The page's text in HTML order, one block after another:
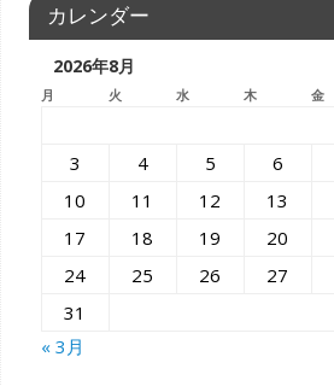
カレンダー
2026年8月
月 火 水 木 金
3
4 5 6
10
11 12 13
17
18 19 20
24
25 26 27
31
« 3月